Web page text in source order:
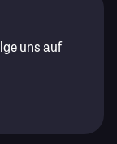
uns auf